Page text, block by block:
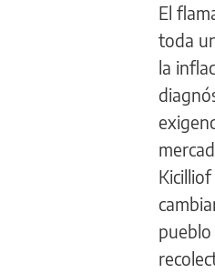
El
toda
la